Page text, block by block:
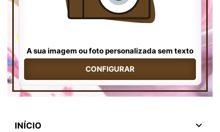
A sua imagem ou foto personalizada sem texto
CONFIGURAR
INÍCIO 